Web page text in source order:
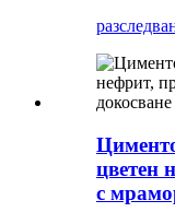
цветен
с